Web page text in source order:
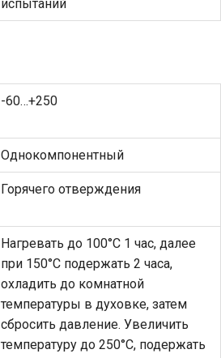
испытаний
-60…+250
Однокомпонентный
Горячего отверждения
Нагревать до 100°С 1 час, далее
при 150°С подержать 2 часа,
охладить до комнатной
температуры в духовке, затем
сбросить давление. Увеличить
температуру до 250°С, подержать